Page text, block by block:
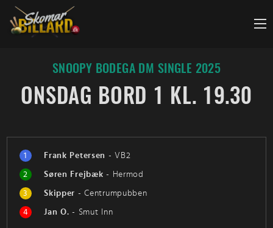
Fortsæt
indhold
SNOOPY BODEGA DM SINGLE 2025
ONSDAG BORD 1 KL. 19.30
1 Frank Petersen -VB2
2
Søren Frejbæk - Hermod
3
Skipper -Centrumpubben
4
Jan O. - Smut Inn